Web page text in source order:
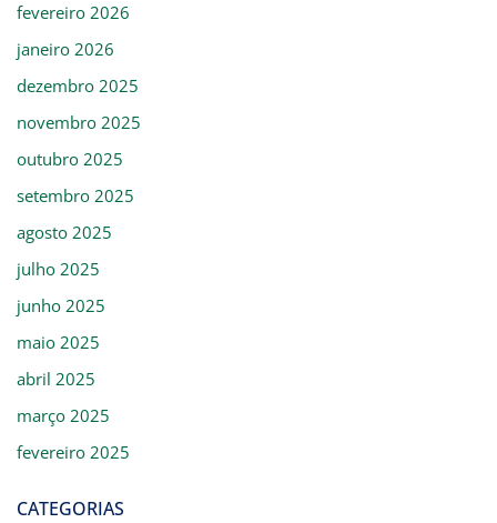
fevereiro 2026
janeiro 2026
dezembro 2025
novembro 2025
outubro 2025
setembro 2025
agosto 2025
julho 2025
junho 2025
maio 2025
abril 2025
março 2025
fevereiro 2025
CATEGORIAS